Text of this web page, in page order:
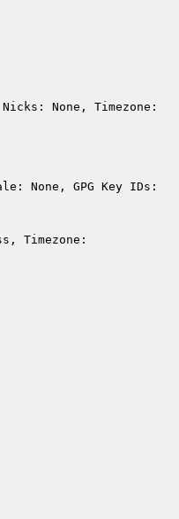
None, Timezone:
None, GPG Key IDs:
Timezone: